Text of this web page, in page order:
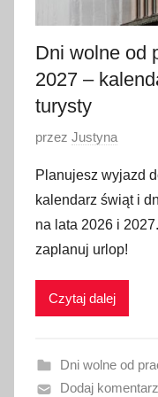
Dni wolne od
2027 –
turysty
O
u
b
l
i
w
n
o
przez Justyna
Planujesz wyjazd
kalendarz świąt i
na lata 2026 i
zaplanuj urlop!
Czytaj dalej
Dni wolne od
Dodaj komentarz